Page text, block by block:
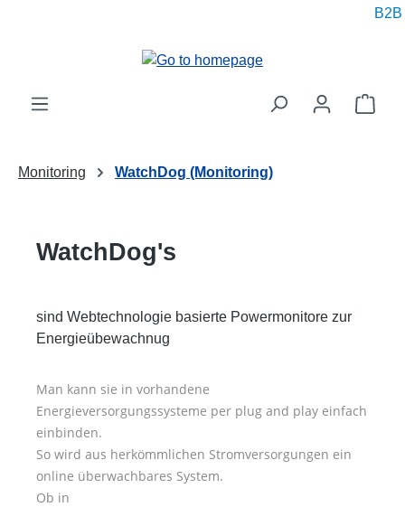
B2B
Monitoring WatchDog (Monitoring)
WatchDog's
sind Webtechnologie basierte Powermonitore zur
Energieübewachnug
Man kann sie in vorhandene
Energieversorgungssysteme per plug and play einfach
einbinden.
So wird aus herkömmlichen Stromversorgungen ein
online überwachbares System.
Ob in